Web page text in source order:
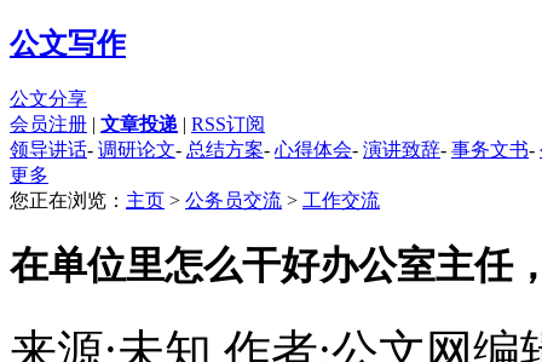
公文写作
公文分享
会员注册 | 文章投递 | RSS订阅
领导讲话- 调研论文- 总结方案- 心得体会- 演讲致辞- 事务文书-
更多
您正在浏览： 主页 > 公务员交流 > 工作交流
在单位里怎么干好办公室主任
来源:未知 作者:公文网编